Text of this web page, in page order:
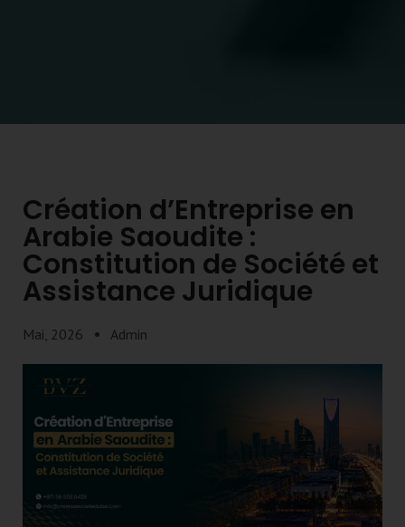
Création d’Entreprise en
Arabie Saoudite :
Constitution de Société et
Assistance Juridique
Mai, 2026 Admin